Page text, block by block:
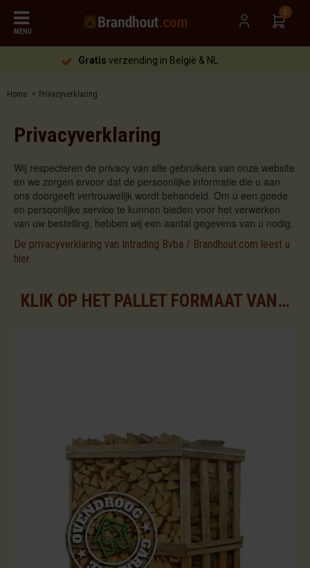
MENU
0
Gratisverzending in België & NL
Home Privacyverklaring
Privacyverklaring
Wij respecteren de privacy van alle gebruikers van onze website
en we zorgen ervoor dat de persoonlijke informatie die u aan
ons doorgeeft vertrouwelijk wordt behandeld. Om u een goede
en persoonlijke service te kunnen bieden voor het verwerken
van uw bestelling, hebben wij een aantal gegevens van u nodig.
De privacyverklaring van Intrading Bvba / Brandhout.com leest u
hier.
KLIK OP HET PALLET FORMAAT VAN UW KEUZE VOOR DE BESCHIKBARE ASSORTIMENTEN